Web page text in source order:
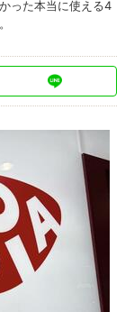
った本当に使える4